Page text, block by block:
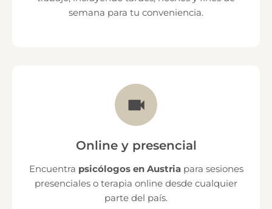
semana para tu conveniencia.
Online y presencial
Encuentra psicólogos en Austriapara sesiones
presenciales o terapia online desde cualquier
parte del país.